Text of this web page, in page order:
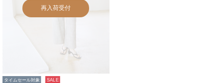
再入荷受付
タイムセール対象 SALE